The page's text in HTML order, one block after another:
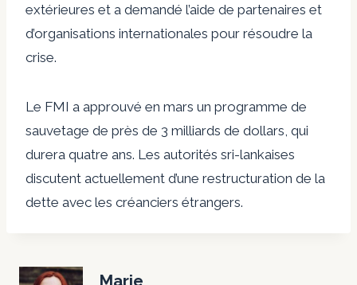
extérieures et a demandé l’aide de partenaires et
d’organisations internationales pour résoudre la
crise.
Le FMI a approuvé en mars un programme de
sauvetage de près de 3 milliards de dollars, qui
durera quatre ans. Les autorités sri-lankaises
discutent actuellement d’une restructuration de la
dette avec les créanciers étrangers.
Marie